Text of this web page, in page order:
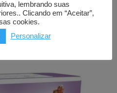
lembrando suas
Clicando em “Aceitar”,
cookies.
Personalizar